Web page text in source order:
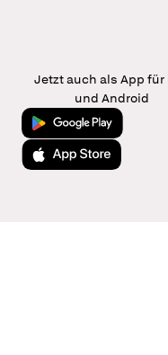
Jetzt auch als App für
und Android
Jetzt bei Google Play
Laden im App Store